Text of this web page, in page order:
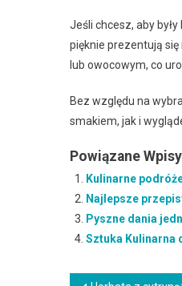
Jeśli chcesz, aby
pięknie prezentują
lub owocowym, co
Bez względu na
smakiem, jak i
Powiązane
Kulinarne
Najlepsze
Pyszne dania
Sztuka Kulinarna